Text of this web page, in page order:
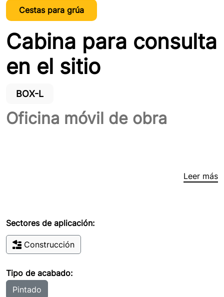
Cestas para grúa
Cabina para consulta
en el sitio
BOX-L
Oficina móvil de obra
Leer más
Sectores de aplicación:
Construcción
Tipo de acabado:
Pintado